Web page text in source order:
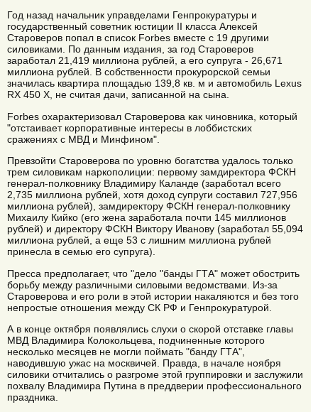
Год назад начальник управделами Генпрокуратуры и
государственный советник юстиции II класса Алексей
Староверов попал в список Forbes вместе с 19 другими
силовиками. По данным издания, за год Староверов
заработал 21,419 миллиона рублей, а его супруга - 26,671
миллиона рублей. В собственности прокурорской семьи
значилась квартира площадью 139,8 кв. м и автомобиль Lexus
RX 450 X, не считая дачи, записанной на сына.
Forbes охарактеризовал Староверова как чиновника, который
"отстаивает корпоративные интересы в лоббистских
сражениях с МВД и Минфином".
Превзойти Староверова по уровню богатства удалось только
трем силовикам наркополиции: первому замдиректора ФСКН
генерал-полковнику Владимиру Каланде (заработал всего
2,735 миллиона рублей, хотя доход супруги составил 727,956
миллиона рублей), замдиректору ФСКН генерал-полковнику
Михаилу Кийко (его жена заработала почти 145 миллионов
рублей) и директору ФСКН Виктору Иванову (заработал 55,094
миллиона рублей, а еще 53 с лишним миллиона рублей
принесла в семью его супруга).
Пресса предполагает, что "дело "банды ГТА" может обострить
борьбу между различными силовыми ведомствами. Из-за
Староверова и его роли в этой истории накаляются и без того
непростые отношения между СК РФ и Генпрокуратурой.
А в конце октября появлялись слухи о скорой отставке главы
МВД Владимира Колокольцева, подчиненные которого
несколько месяцев не могли поймать "банду ГТА",
наводившую ужас на москвичей. Правда, в начале ноября
силовики отчитались о разгроме этой группировки и заслужили
похвалу Владимира Путина в преддверии профессионального
праздника.